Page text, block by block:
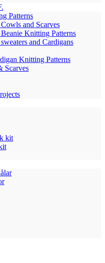
Patterns
and Scarves
Beanie Knitting Patterns
and Cardigans
Knitting Patterns
Scarves
kit